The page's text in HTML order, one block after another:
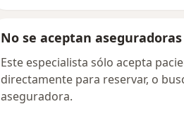
No se aceptan aseguradoras
Este especialista sólo acepta
directamente para reservar, o
aseguradora.